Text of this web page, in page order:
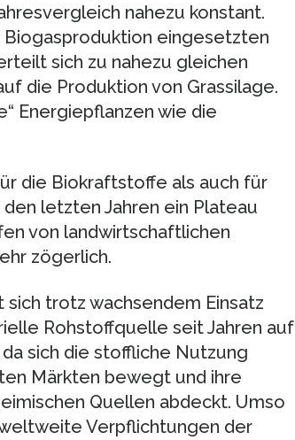
nahezu konstant.
Biogasproduktion eingesetzten
sich zu nahezu gleichen
die Produktion von Grassilage.
Energiepflanzen wie die
die Biokraftstoffe als auch für
letzten Jahren ein Plateau
von landwirtschaftlichen
zögerlich.
trotz wachsendem Einsatz
Rohstoffquelle seit Jahren auf
sich die stoffliche Nutzung
Märkten bewegt und ihre
Quellen abdeckt. Umso
Verpflichtungen der